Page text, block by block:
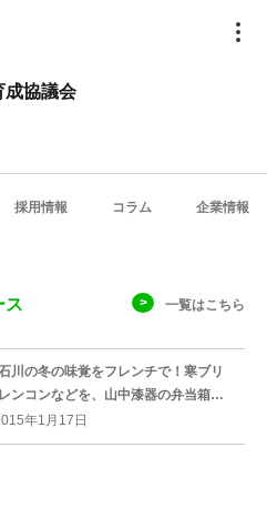
成協議会
採用情報 コラム 企業情報
ス 一覧はこちら
川の冬の味覚をフレンチで！寒ブリ
ンコンなどを、山中漆器の弁当箱に
賀友禅ハンカチを添えて限定販売し
年1月17日